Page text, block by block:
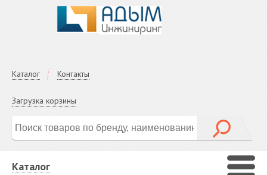
Каталог Контакты
Загрузка корзины
Каталог